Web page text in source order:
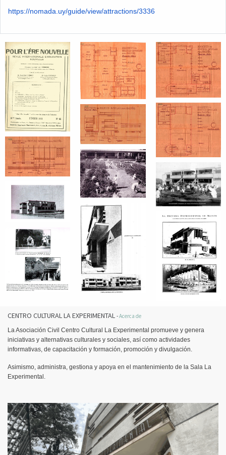
https://nomada.uy/guide/view/attractions/3336
CENTRO CULTURAL LA EXPERIMENTAL -Acerca de
La Asociación Civil Centro Cultural La Experimental promueve y genera
iniciativas y alternativas culturales y sociales, así como actividades
informativas, de capacitación y formación, promoción y divulgación.
Asimismo, administra, gestiona y apoya en el mantenimiento de la Sala La
Experimental.